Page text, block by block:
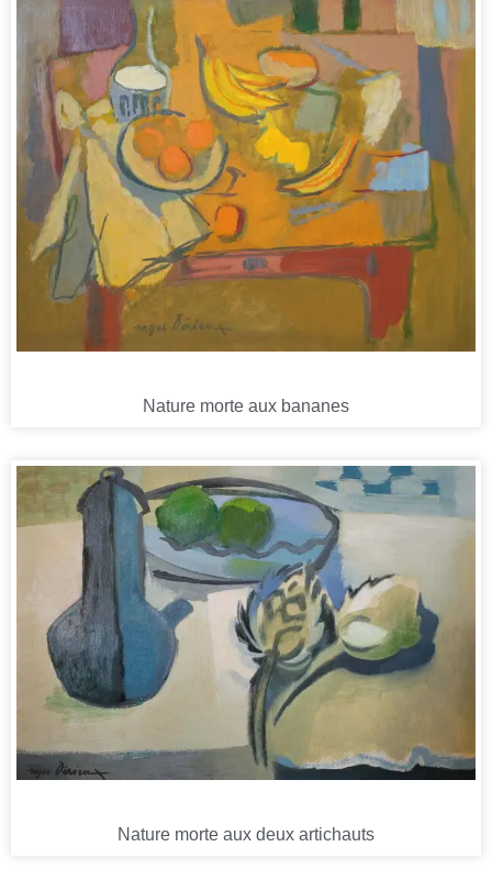
Nature morte aux bananes
Nature morte aux deux artichauts